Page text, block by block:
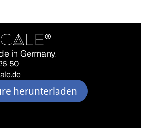
in Germany.
50
herunterladen